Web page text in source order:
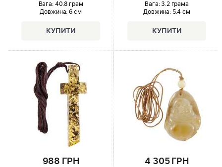
Вага: 40.8 грам
Довжина: 6 см
Вага: 3.2 грама
Довжина:5.4 см
988 ГРН 4 305 ГРН